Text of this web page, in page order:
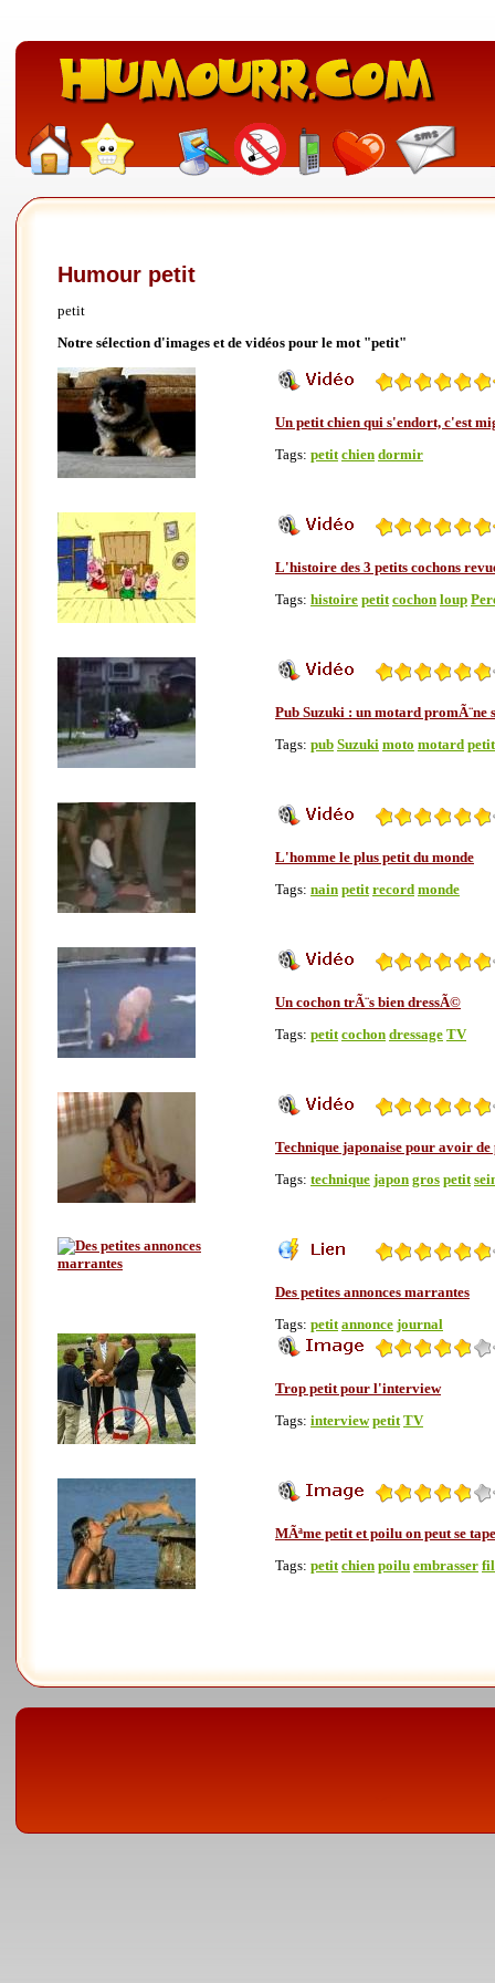
Humour petit
petit
Notre sélection d'images et de vidéos pour le mot "petit"
Un petit chien qui s'endort, c'est
Tags: petit chien dormir
L'histoire des 3 petits cochons
Tags: histoire petit cochon loup
Pub Suzuki : un motard promÃ¨ne
Tags: pub Suzuki moto motard petit
L'homme le plus petit du monde
Tags: nain petit record monde
Un cochon trÃ¨s bien dressÃ©
Tags: petit cochon dressage TV
Technique japonaise pour avoir de
Tags: technique japon gros petit
Des petites annonces marrantes
Tags: petit annonce journal
Trop petit pour l'interview
Tags: interview petit TV
MÃªme petit et poilu on peut se
Tags: petit chien poilu embrasser